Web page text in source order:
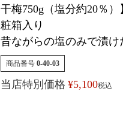
干梅750g（塩分約20％）
粧箱入り
昔ながらの塩のみで漬け
商品番号 0-40-03
当店特別価格 ¥5,100税込